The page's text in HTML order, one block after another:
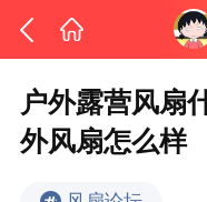
户外露营风扇
外风扇怎么样